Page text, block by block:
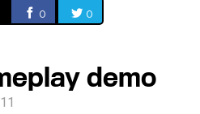
0 0
demo